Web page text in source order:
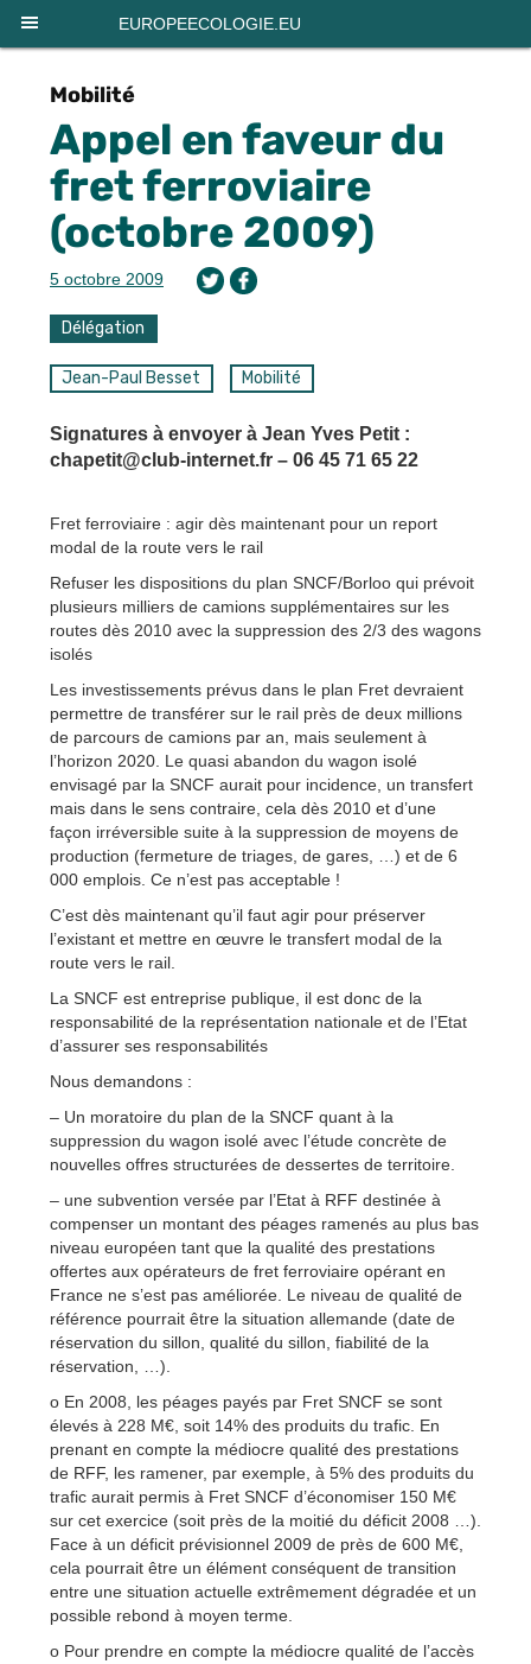
EUROPEECOLOGIE.EU
Mobilité
Appel en faveur du
fret ferroviaire
(octobre 2009)
5 octobre 2009
Délégation
Jean-Paul Besset Mobilité
Signatures à envoyer à Jean Yves Petit :
chapetit@club-internet.fr – 06 45 71 65 22
Fret ferroviaire : agir dès maintenant pour un report
modal de la route vers le rail
Refuser les dispositions du plan SNCF/Borloo qui prévoit
plusieurs milliers de camions supplémentaires sur les
routes dès 2010 avec la suppression des 2/3 des wagons
isolés
Les investissements prévus dans le plan Fret devraient
permettre de transférer sur le rail près de deux millions
de parcours de camions par an, mais seulement à
l’horizon 2020. Le quasi abandon du wagon isolé
envisagé par la SNCF aurait pour incidence, un transfert
mais dans le sens contraire, cela dès 2010 et d’une
façon irréversible suite à la suppression de moyens de
production (fermeture de triages, de gares, …) et de 6
000 emplois. Ce n’est pas acceptable !
C’est dès maintenant qu’il faut agir pour préserver
l’existant et mettre en œuvre le transfert modal de la
route vers le rail.
La SNCF est entreprise publique, il est donc de la
responsabilité de la représentation nationale et de l’Etat
d’assurer ses responsabilités
Nous demandons :
– Un moratoire du plan de la SNCF quant à la
suppression du wagon isolé avec l’étude concrète de
nouvelles offres structurées de dessertes de territoire.
– une subvention versée par l’Etat à RFF destinée à
compenser un montant des péages ramenés au plus bas
niveau européen tant que la qualité des prestations
offertes aux opérateurs de fret ferroviaire opérant en
France ne s’est pas améliorée. Le niveau de qualité de
référence pourrait être la situation allemande (date de
réservation du sillon, qualité du sillon, fiabilité de la
réservation, …).
o En 2008, les péages payés par Fret SNCF se sont
élevés à 228 M€, soit 14% des produits du trafic. En
prenant en compte la médiocre qualité des prestations
de RFF, les ramener, par exemple, à 5% des produits du
trafic aurait permis à Fret SNCF d’économiser 150 M€
sur cet exercice (soit près de la moitié du déficit 2008 …).
Face à un déficit prévisionnel 2009 de près de 600 M€,
cela pourrait être un élément conséquent de transition
entre une situation actuelle extrêmement dégradée et un
possible rebond à moyen terme.
o Pour prendre en compte la médiocre qualité de l’accès